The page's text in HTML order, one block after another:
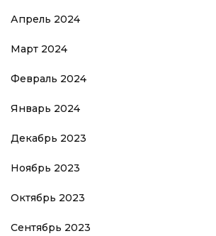
Апрель 2024
Март 2024
Февраль 2024
Январь 2024
Декабрь 2023
Ноябрь 2023
Октябрь 2023
Сентябрь 2023